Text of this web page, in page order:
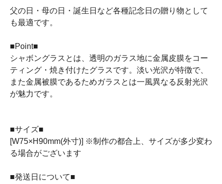
父の日・母の日・誕生日など各種記念日の贈り物として
も最適です。
■Point■
シャボングラスとは、透明のガラス地に金属皮膜をコー
ティング・焼き付けたグラスです。淡い光沢が特徴で、
また金属被膜であるためガラスとは一風異なる反射光沢
が魅力です。
■サイズ■
[W75×H90mm(外寸)] ※制作の都合上、サイズが多少変わ
る場合がございます
■発送日について■